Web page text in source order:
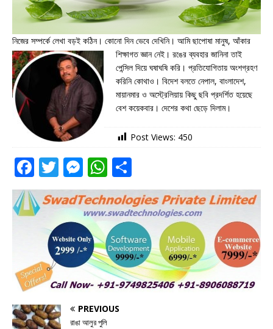
নিজের সম্পর্কে লেখা বড়ই কঠিন। কোনো দিন ভেবে দেখিনি। আমি ছাপোষা মানুষ, আঁকার
শিক্ষাগত জ্ঞান নেই। রঙেরব্যবহার জানিনা তাই
পেন্সিল দিয়ে ঘষাঘষি করি। প্রতিযোগিতায় অংশগ্রহণ
করিনি কোথাও। বিদেশ বলতে নেপাল, বাংলাদেশ,
মায়ানমার ও অস্ট্রেলিয়ায় কিছু ছবি প্রদর্শিত হয়েছে
বেশ কয়েকবার। দেশের কথা ছেড়ে দিলাম।
Post Views: 450
F
a
c
e
o
o
k
T
w
it
te
r
M
e
ss
e
n
g
e
r
W
h
at
s
A
p
p
h
ar
e
PREVIOUS
রাঙা আলুর পুলি